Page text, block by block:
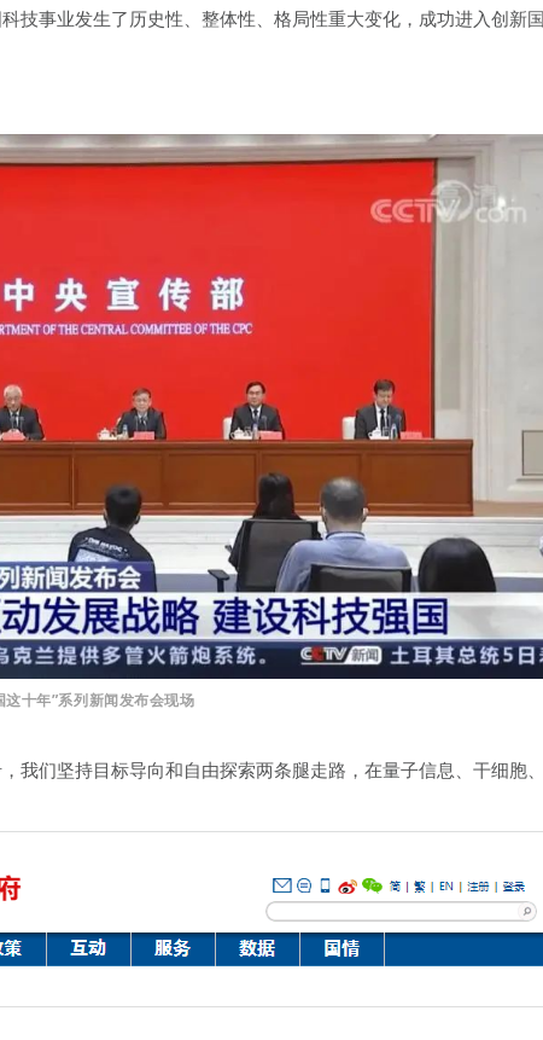
技事业发生了历史性、整体性、格局性重大变化，成功进入创新国
十年”系列新闻发布会现场
我们坚持目标导向和自由探索两条腿走路，在量子信息、干细胞、